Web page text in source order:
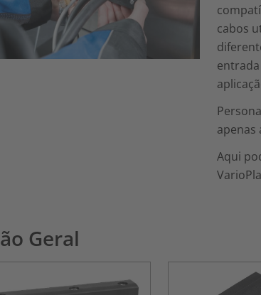
cabos
apenas
Aqui
Geral